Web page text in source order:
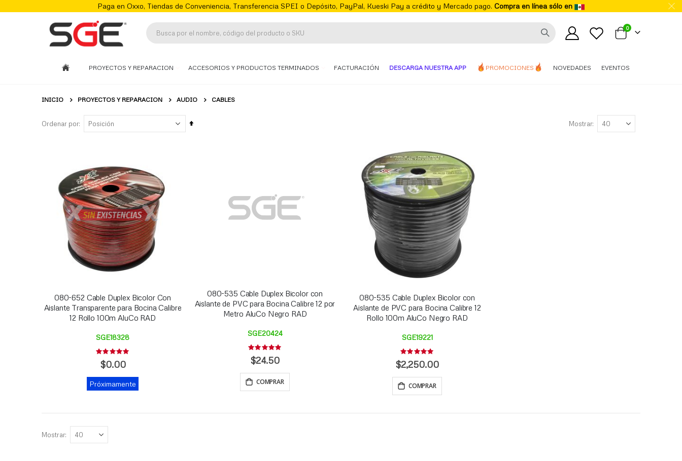
Paga en Oxxo, Tiendas de Conveniencia, Transferencia SPEI o Depósito, PayPal, Kueski Pay a crédito y Mercado pago. Compra en línea sólo en
Mi carrito
0elementos
PROYECTOS Y REPARACION ACCESORIOS Y PRODUCTOS TERMINADOS FACTURACIÓN DESCARGA NUESTRA APP PROMOCIONES NOVEDADES EVENTOS
INICIO PROYECTOS Y REPARACION AUDIO CABLES
Ordenar por
Fijar
Mostrar
080-652 Cable Duplex Bicolor Con
Aislante Transparente para Bocina Calibre
12 Rollo 100m AluCo RAD
SGE18328
Rating:
0%
$0.00
Próximamente
080-535 Cable Duplex Bicolor con
Aislante de PVC para Bocina Calibre 12 por
Metro AluCo Negro RAD
SGE20424
Rating:
0%
$24.50
COMPRAR
080-535 Cable Duplex Bicolor con
Aislante de PVC para Bocina Calibre 12
Rollo 100m AluCo Negro RAD
SGE19221
Rating:
0%
$2,250.00
COMPRAR
Mostrar